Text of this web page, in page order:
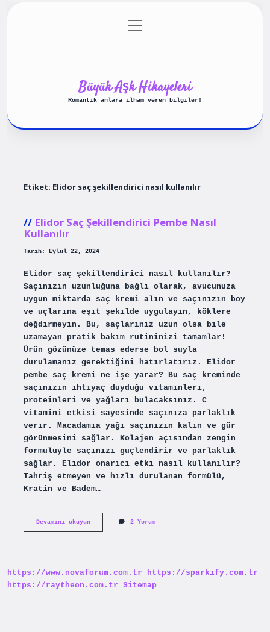
Gizlilik Politikası
menüyü
aç
Büyük Aşk Hikayeleri
Romantik anlara ilham veren bilgiler!
Etiket: Elidor saç şekillendirici nasıl kullanılır
Elidor Saç Şekillendirici Pembe Nasıl
Kullanılır
Tarih: Eylül 22, 2024
Elidor saç şekillendirici nasıl kullanılır?
Saçınızın uzunluğuna bağlı olarak, avucunuza
uygun miktarda saç kremi alın ve saçınızın boy
ve uçlarına eşit şekilde uygulayın, köklere
değdirmeyin. Bu, saçlarınız uzun olsa bile
uzamayan pratik bakım rutininizi tamamlar!
Ürün gözünüze temas ederse bol suyla
durulamanız gerektiğini hatırlatırız. Elidor
pembe saç kremi ne işe yarar? Bu saç kreminde
saçınızın ihtiyaç duyduğu vitaminleri,
proteinleri ve yağları bulacaksınız. C
vitamini etkisi sayesinde saçınıza parlaklık
verir. Macadamia yağı saçınızın kalın ve gür
görünmesini sağlar. Kolajen açısından zengin
formülüyle saçınızı güçlendirir ve parlaklık
sağlar. Elidor onarıcı etki nasıl kullanılır?
Tahriş etmeyen ve hızlı durulanan formülü,
Kratin ve Badem…
Devamını okuyunElidor
2 Yorum
https://www.novaforum.com.tr
https://sparkify.com.tr
https://raytheon.com.tr Sitemap